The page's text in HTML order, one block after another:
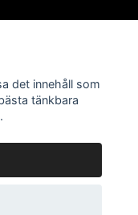
det innehåll som
tänkbara